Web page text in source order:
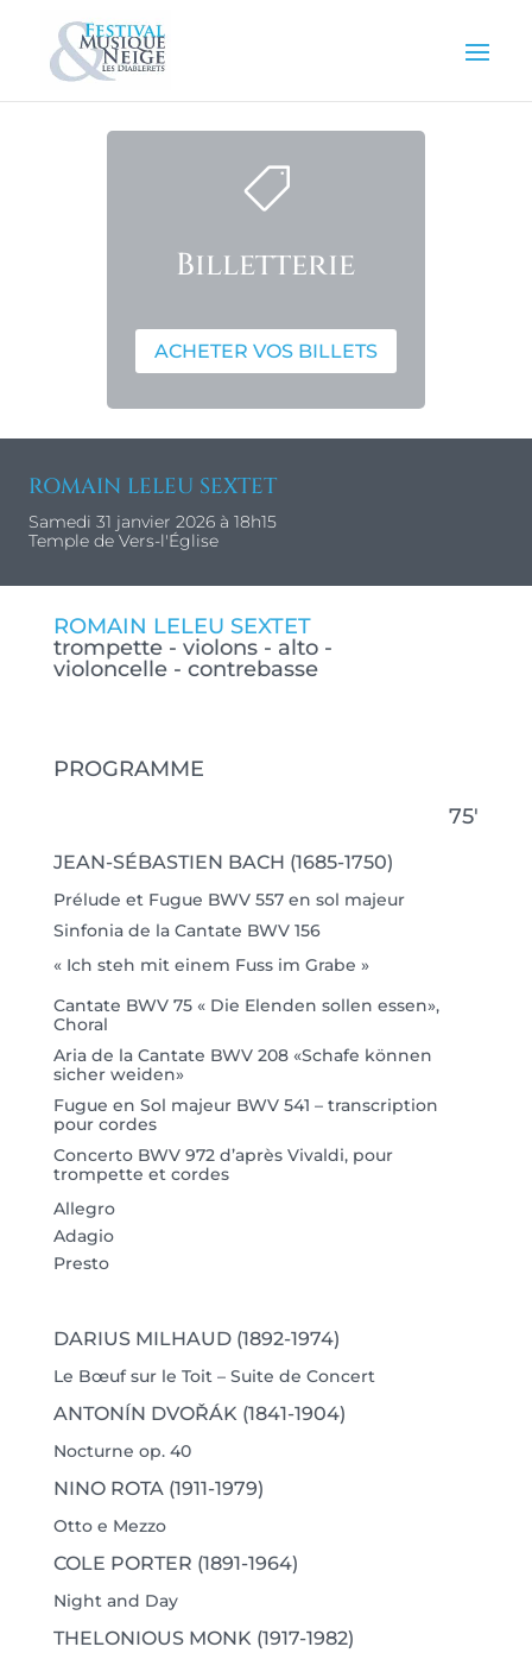

Billetterie
ACHETER VOS BILLETS
ROMAIN LELEU SEXTET
Samedi 31 janvier 2026 à 18h15
Temple de Vers-l'Église
ROMAIN LELEU SEXTET
trompette - violons - alto -
violoncelle - contrebasse
PROGRAMME
75′
JEAN-SÉBASTIEN BACH (1685-1750)
Prélude et Fugue BWV 557 en sol majeur
Sinfonia de la Cantate BWV 156
« Ich steh mit einem Fuss im Grabe »
Cantate BWV 75 « Die Elenden sollen essen»,
Choral
Aria de la Cantate BWV 208 «Schafe können
sicher weiden»
Fugue en Sol majeur BWV 541 – transcription
pour cordes
Concerto BWV 972 d’après Vivaldi, pour
trompette et cordes
Allegro
Adagio
Presto
DARIUS MILHAUD (1892-1974)
Le Bœuf sur le Toit – Suite de Concert
ANTONÍN DVOŘÁK (1841-1904)
Nocturne op. 40
NINO ROTA (1911-1979)
Otto e Mezzo
COLE PORTER (1891-1964)
Night and Day
THELONIOUS MONK (1917-1982)